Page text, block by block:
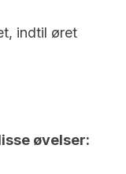
indtil øret
øvelser: